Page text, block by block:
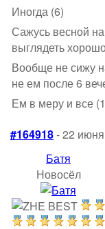
Иногда (6)
Сажусь весной
выглядеть
Вообще не сижу
не ем после 6
Ем в меру и все
#164918- 22
Батя
Новосёл